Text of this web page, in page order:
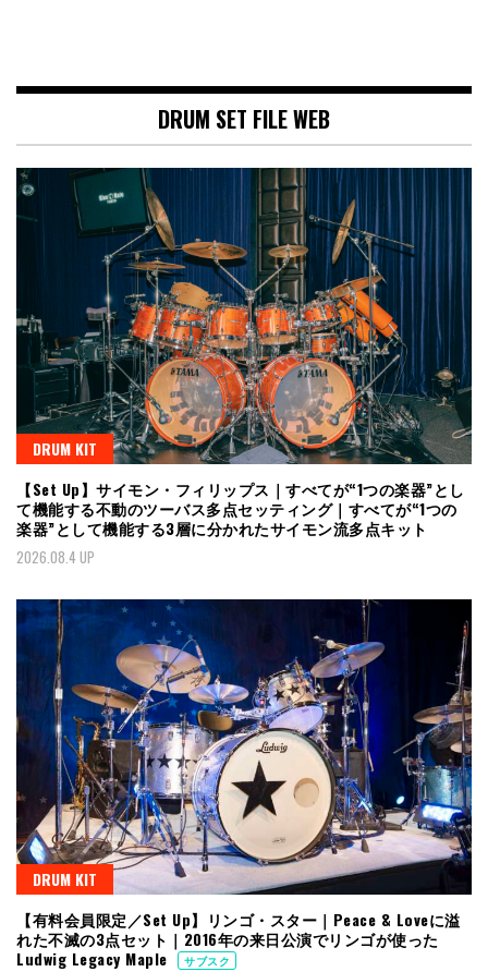
DRUM SET FILE WEB
DRUM KIT
【Set Up】サイモン・フィリップス｜すべてが“1つの楽器”とし
て機能する不動のツーバス多点セッティング｜すべてが“1つの
楽器”として機能する3層に分かれたサイモン流多点キット
2026.08.4 UP
DRUM KIT
【有料会員限定／Set Up】リンゴ・スター｜Peace & Loveに溢
れた不滅の3点セット｜2016年の来日公演でリンゴが使った
Ludwig Legacy Maple
サブスク